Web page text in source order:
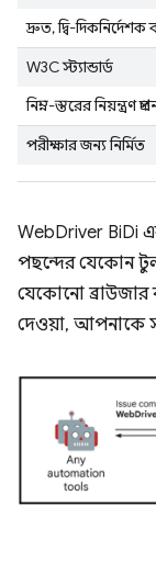
দ্রুত, দ্বি-দিকনির্দেশক
W3C স্ট্যান্ডার্ড
নিম্ন-স্তরের নিয়ন্ত্রণ
পরীক্ষার জন্য নির্মিত
WebDriver BiDi
পছন্দের যেকোন
যেকোনো ব্রাউজার
দেওয়া, আপনাকে